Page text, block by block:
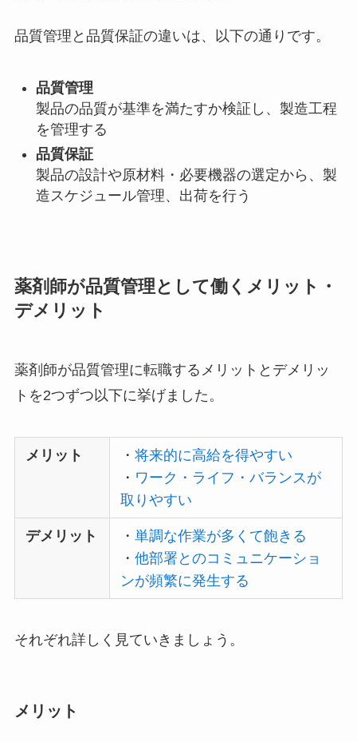
品質管理と品質保証の違いは、以下の通りです。
品質管理
製品の品質が基準を満たすか検証し、製造工程
を管理する
品質保証
製品の設計や原材料・必要機器の選定から、製
造スケジュール管理、出荷を行う
薬剤師が品質管理として働くメリット・
デメリット
薬剤師が品質管理に転職するメリットとデメリッ
トを2つずつ以下に挙げました。
メリット ・将来的に高給を得やすい
・ ワーク・ライフ・バランスが
取りやすい
デメリット ・単調な作業が多くて飽きる
・他部署とのコミュニケーショ
ンが頻繁に発生する
それぞれ詳しく見ていきましょう。
メリット